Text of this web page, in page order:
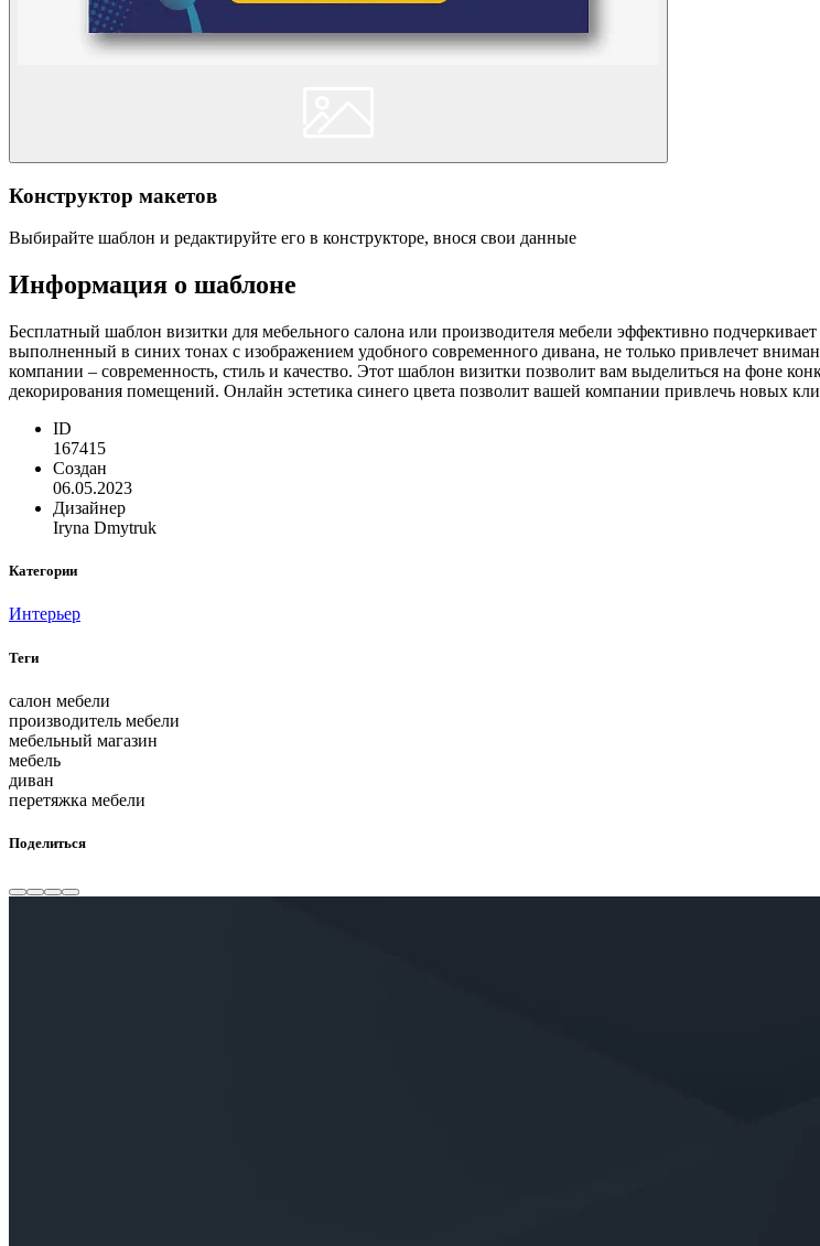
Конструктор макетов
Выбирайте шаблон и редактируйте его в конструкторе, внося свои данные
Информация о шаблоне
Бесплатный шаблон визитки для мебельного салона или производителя мебели эффективно
выполненный в синих тонах с изображением удобного современного дивана, не только привлечет
компании – современность, стиль и качество. Этот шаблон визитки позволит вам выделиться на фоне
декорирования помещений. Онлайн эстетика синего цвета позволит вашей компании привлечь новых
ID
167415
Создан
06.05.2023
Дизайнер
Iryna Dmytruk
Категории
Интерьер
Теги
салон мебели
производитель мебели
мебельный магазин
мебель
диван
перетяжка мебели
Поделиться